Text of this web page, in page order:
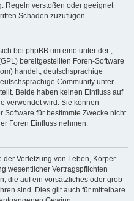
Regeln verstoßen oder geeignet
Schaden zuzufügen.
bei phpBB um eine unter der „
bereitgestellten Foren-Software
handelt; deutschsprachige
Community unter
Beide haben keinen Einfluss auf
verwendet wird. Sie können
für bestimmte Zwecke nicht
Foren Einfluss nehmen.
der Verletzung von Leben, Körper
wesentlicher Vertragspflichten
die auf ein vorsätzliches oder grob
sind. Dies gilt auch für mittelbare